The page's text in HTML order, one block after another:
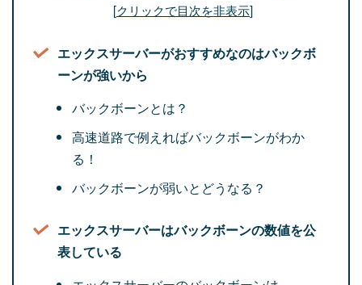
[クリックで目次を非表示]
エックスサーバーがおすすめなのはバックボ
ーンが強いから
バックボーンとは？
高速道路で例えればバックボーンがわか
る！
バックボーンが弱いとどうなる？
エックスサーバーはバックボーンの数値を公
表している